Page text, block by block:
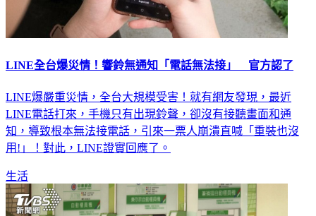
LINE全台爆災情！響鈴無通知「電話無法接」 官方認了
LINE爆嚴重災情，全台大規模受害！就有網友發現，最近
LINE電話打來，手機只有出現鈴聲，卻沒有接聽畫面和通
知，導致根本無法接電話，引來一票人崩潰直喊「重裝也沒
用!」！對此，LINE證實回應了。
生活